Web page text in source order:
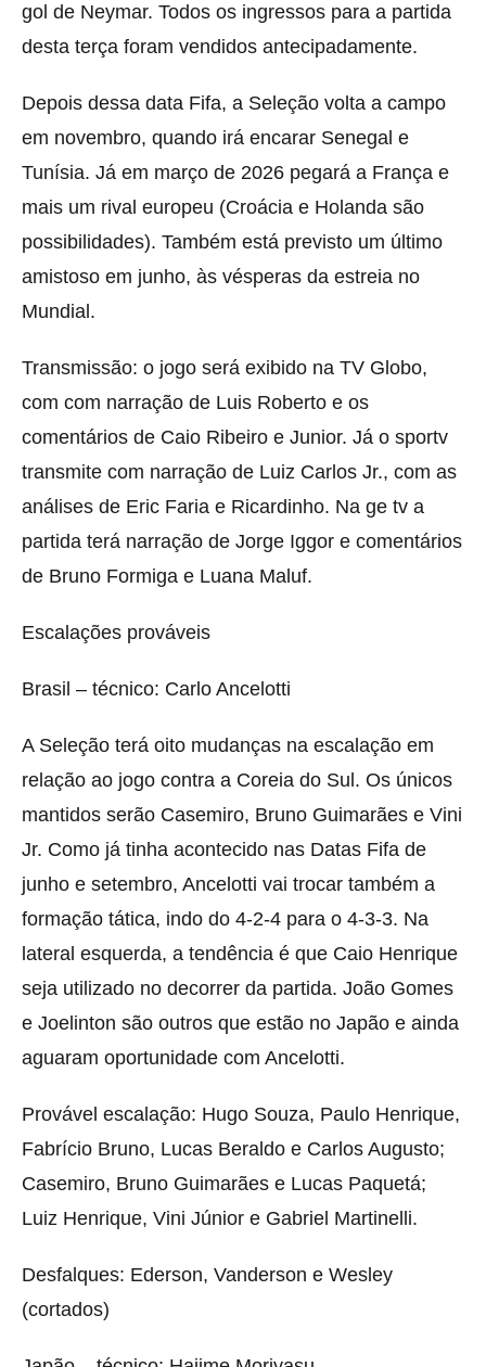
gol de Neymar. Todos os ingressos para a partida
desta terça foram vendidos antecipadamente.
Depois dessa data Fifa, a Seleção volta a campo
em novembro, quando irá encarar Senegal e
Tunísia. Já em março de 2026 pegará a França e
mais um rival europeu (Croácia e Holanda são
possibilidades). Também está previsto um último
amistoso em junho, às vésperas da estreia no
Mundial.
Transmissão: o jogo será exibido na TV Globo,
com com narração de Luis Roberto e os
comentários de Caio Ribeiro e Junior. Já o sportv
transmite com narração de Luiz Carlos Jr., com as
análises de Eric Faria e Ricardinho. Na ge tv a
partida terá narração de Jorge Iggor e comentários
de Bruno Formiga e Luana Maluf.
Escalações prováveis
Brasil – técnico: Carlo Ancelotti
A Seleção terá oito mudanças na escalação em
relação ao jogo contra a Coreia do Sul. Os únicos
mantidos serão Casemiro, Bruno Guimarães e Vini
Jr. Como já tinha acontecido nas Datas Fifa de
junho e setembro, Ancelotti vai trocar também a
formação tática, indo do 4-2-4 para o 4-3-3. Na
lateral esquerda, a tendência é que Caio Henrique
seja utilizado no decorrer da partida. João Gomes
e Joelinton são outros que estão no Japão e ainda
aguaram oportunidade com Ancelotti.
Provável escalação: Hugo Souza, Paulo Henrique,
Fabrício Bruno, Lucas Beraldo e Carlos Augusto;
Casemiro, Bruno Guimarães e Lucas Paquetá;
Luiz Henrique, Vini Júnior e Gabriel Martinelli.
Desfalques: Ederson, Vanderson e Wesley
(cortados)